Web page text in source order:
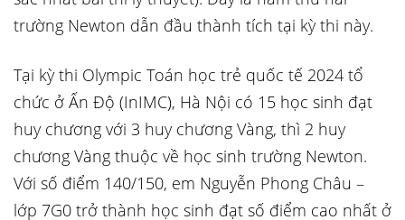
trường Newton dẫn đầu thành tích tại kỳ thi này.
Tại kỳ thi Olympic Toán học trẻ quốc tế 2024 tổ
chức ở Ấn Độ (InIMC), Hà Nội có 15 học sinh đạt
huy chương với 3 huy chương Vàng, thì 2 huy
chương Vàng thuộc về học sinh trường Newton.
Với số điểm 140/150, em Nguyễn Phong Châu –
lớp 7G0 trở thành học sinh đạt số điểm cao nhất ở